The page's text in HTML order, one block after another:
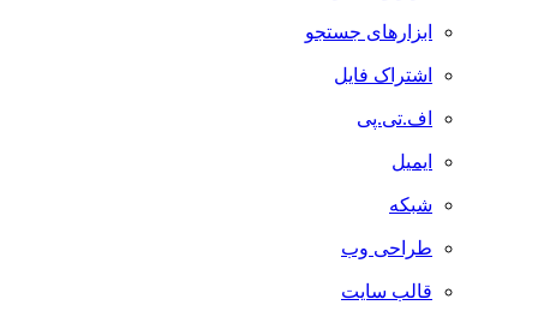
ابزارهای جستجو
اشتراک فایل
اف.تی.پی
ایمیل
شبکه
طراحی وب
قالب سایت